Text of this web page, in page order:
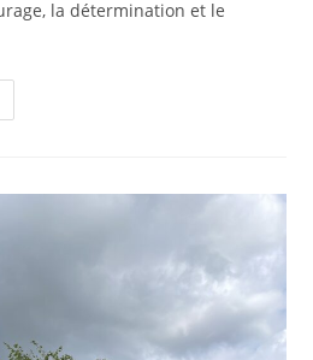
la détermination et le